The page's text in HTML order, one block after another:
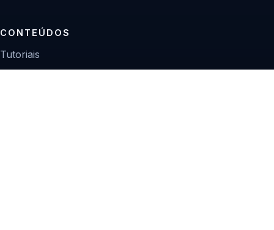
CONTEÚDOS
Tutoriais